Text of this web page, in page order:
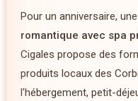
Pour un anniversaire,
romantique avec spa
Cigales propose des
produits locaux des
l'hébergement, petit-